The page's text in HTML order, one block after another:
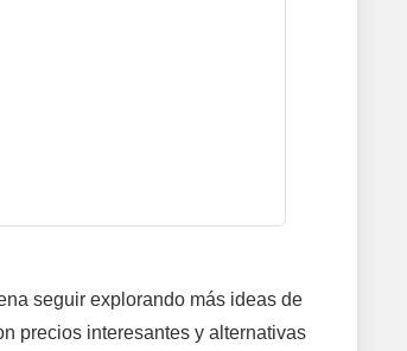
seguir explorando más ideas de
precios interesantes y alternativas